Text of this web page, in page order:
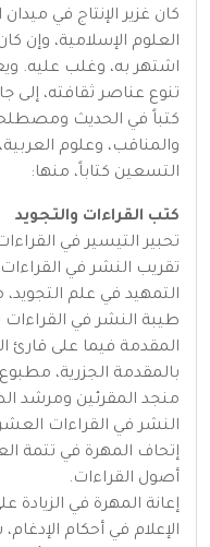
كان غزير الإنتاج في
العلوم الإسلامية، وإن
اشتهر به، وغلب عليه.
تنوع عناصر ثقافته، إلى
كتباً في الحديث
والمناقب، وعلوم
التسعين كتاباً، منها:
كتب القراءات والتجويد
تحبير التيسير في
تقريب النشر في
التمهيد في علم
طيبة النشر في
المقدمة فيما على قارئ
بالمقدمة الجزرية،
منجد المقرئين ومرشد
النشر في القراءات
إتحاف المهرة في تتمة
أصول القراءات.
إعانة المهرة في الزيادة
الإعلام في أحكام